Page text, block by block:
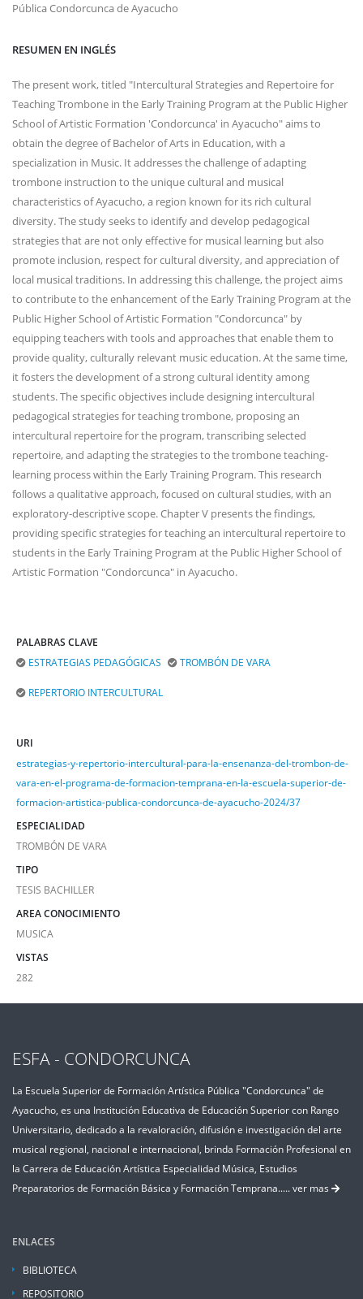
Pública Condorcunca de Ayacucho
RESUMEN EN INGLÉS
The present work, titled "Intercultural Strategies and Repertoire for
Teaching Trombone in the Early Training Program at the Public Higher
School of Artistic Formation 'Condorcunca' in Ayacucho" aims to
obtain the degree of Bachelor of Arts in Education, with a
specialization in Music. It addresses the challenge of adapting
trombone instruction to the unique cultural and musical
characteristics of Ayacucho, a region known for its rich cultural
diversity. The study seeks to identify and develop pedagogical
strategies that are not only effective for musical learning but also
promote inclusion, respect for cultural diversity, and appreciation of
local musical traditions. In addressing this challenge, the project aims
to contribute to the enhancement of the Early Training Program at the
Public Higher School of Artistic Formation "Condorcunca" by
equipping teachers with tools and approaches that enable them to
provide quality, culturally relevant music education. At the same time,
it fosters the development of a strong cultural identity among
students. The specific objectives include designing intercultural
pedagogical strategies for teaching trombone, proposing an
intercultural repertoire for the program, transcribing selected
repertoire, and adapting the strategies to the trombone teaching-
learning process within the Early Training Program. This research
follows a qualitative approach, focused on cultural studies, with an
exploratory-descriptive scope. Chapter V presents the findings,
providing specific strategies for teaching an intercultural repertoire to
students in the Early Training Program at the Public Higher School of
Artistic Formation "Condorcunca" in Ayacucho.
PALABRAS CLAVE
ESTRATEGIAS PEDAGÓGICAS
TROMBÓN DE VARA
REPERTORIO INTERCULTURAL
URI
estrategias-y-repertorio-intercultural-para-la-ensenanza-del-trombon-de-
vara-en-el-programa-de-formacion-temprana-en-la-escuela-superior-de-
formacion-artistica-publica-condorcunca-de-ayacucho-2024/37
ESPECIALIDAD
TROMBÓN DE VARA
TIPO
TESIS BACHILLER
AREA CONOCIMIENTO
MUSICA
VISTAS
282
ESFA - CONDORCUNCA
La Escuela Superior de Formación Artística Pública "Condorcunca" de
Ayacucho, es una Institución Educativa de Educación Superior con Rango
Universitario, dedicado a la revaloración, difusión e investigación del arte
musical regional, nacional e internacional, brinda Formación Profesional en
la Carrera de Educación Artística Especialidad Música, Estudios
Preparatorios de Formación Básica y Formación Temprana..... ver mas
ENLACES
BIBLIOTECA
REPOSITORIO